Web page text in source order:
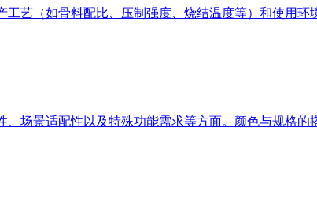
艺（如骨料配比、压制强度、烧结温度等）和使用
场景适配性以及特殊功能需求等方面。颜色与规格的